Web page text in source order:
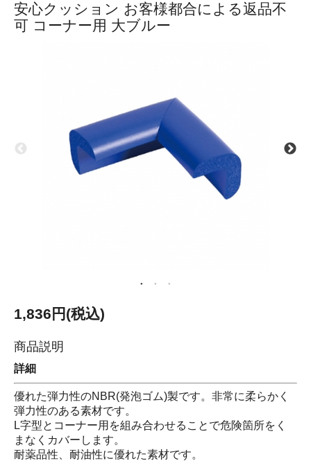
安心クッション お客様都合による返品不
可 コーナー用 大ブルー
1,836円(税込)
商品説明
詳細
優れた弾力性のNBR(発泡ゴム)製です。非常に柔らかく
弾力性のある素材です。
L字型とコーナー用を組み合わせることで危険箇所をく
まなくカバーします。
耐薬品性、耐油性に優れた素材です。